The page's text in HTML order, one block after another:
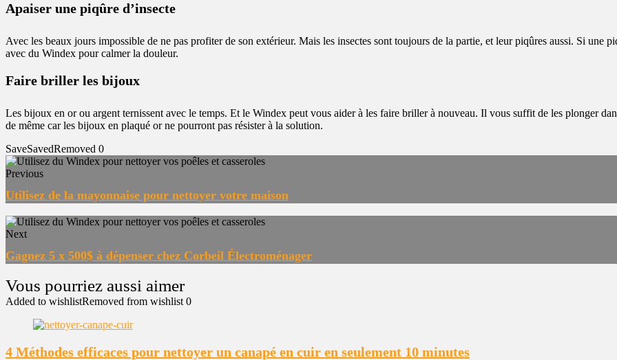
Apaiser une piqûre d’insecte
Avec les beaux jours impossible de ne pas profiter de son extérieur. Mais les insectes sont toujours de la partie, et leur piqûres aussi. Si une
avec du Windex pour calmer la douleur.
Faire briller les bijoux
Les bijoux en or ou argent ternissent avec le temps. Et le Windex peut vous aider à les faire briller à nouveau. Il vous suffit de les plonger
de même car les bijoux en plaqué or ne pourront pas résister à la solution.
SaveSavedRemoved 0
Previous
Utilisez de la mayonnaise pour nettoyer votre maison
Next
Gagnez 5 x 500$ à dépenser chez Corbeil Électroménager
Added to wishlistRemoved from wishlist 0
4 Méthodes efficaces pour nettoyer un canapé en cuir en seulement 10 minutes